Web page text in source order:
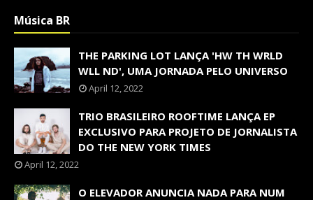
Música BR
THE PARKING LOT LANÇA 'HW TH WRLD
WLL ND', UMA JORNADA PELO UNIVERSO
April 12, 2022
TRIO BRASILEIRO ROOFTIME LANÇA EP
EXCLUSIVO PARA PROJETO DE JORNALISTA
DO THE NEW YORK TIMES
April 12, 2022
O ELEVADOR ANUNCIA NADA PARA NUM